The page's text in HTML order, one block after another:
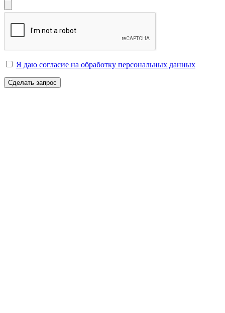
Я даю согласие на обработку персональных данных
Сделать запрос